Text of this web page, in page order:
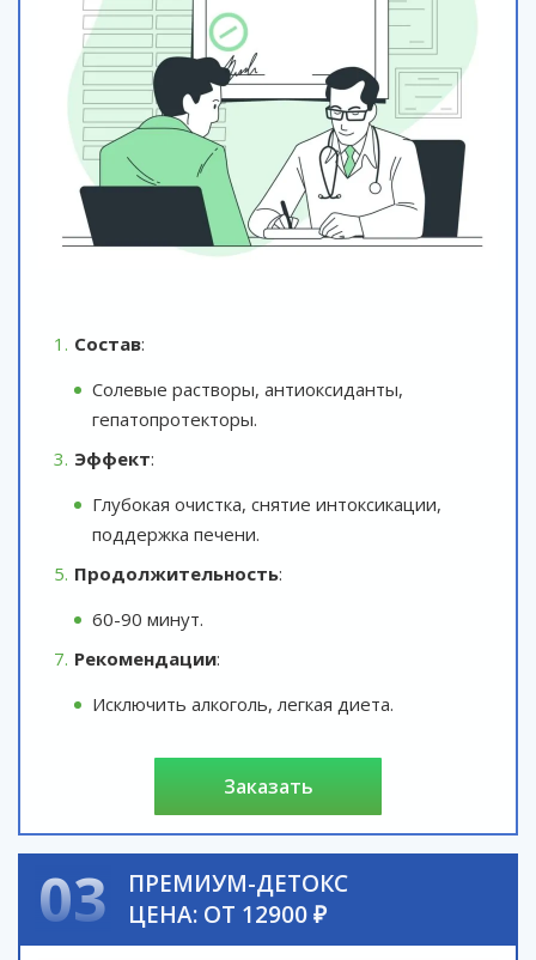
Состав:
Солевые растворы, антиоксиданты,
гепатопротекторы.
Эффект:
Глубокая очистка, снятие интоксикации,
поддержка печени.
Продолжительность:
60-90 минут.
Рекомендации:
Исключить алкоголь, легкая диета.
заказать
03
ПРЕМИУМ-ДЕТОКС
ЦЕНА: ОТ 12900 ₽